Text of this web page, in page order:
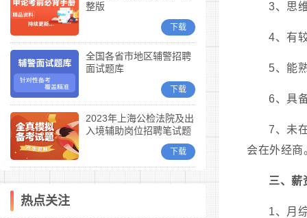
整版
下载
全国各省市地区辅警招聘
面试题库
下载
2023年上海公检法院及出
入境辅助岗位招聘笔试题
下载
热点关注
3、思
4、有
5、能
6、具
7、未
会在外经商
三、薪
1、月